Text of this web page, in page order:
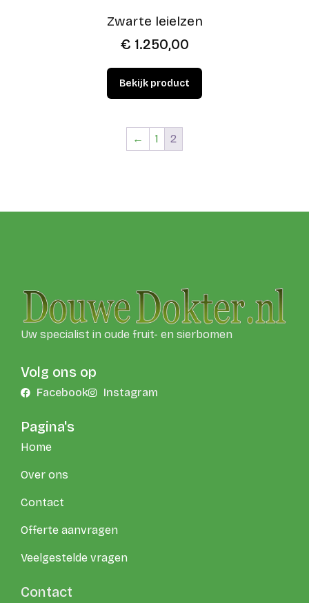
Zwarte leielzen
€ 1.250,00
← 1 2
Pagina's
Home
Over ons
Contact
Offerte aanvragen
Veelgestelde vragen
Uw specialist in oude fruit- en sierbomen
Volg ons op
Facebook Instagram
Contact